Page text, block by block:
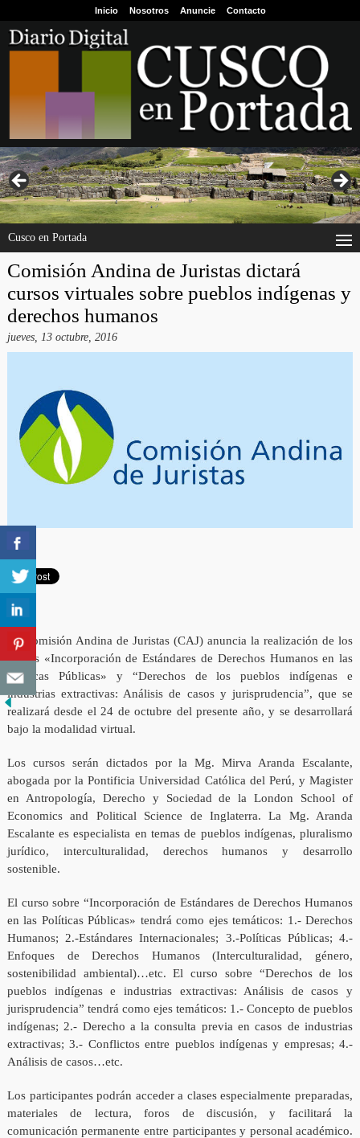
Inicio Nosotros Anuncie Contacto
Cusco en Portada
Comisión Andina de Juristas dictará
cursos virtuales sobre pueblos indígenas y
derechos humanos
jueves, 13 octubre, 2016
La Comisión Andina de Juristas (CAJ) anuncia la realización de los
cursos «Incorporación de Estándares de Derechos Humanos en las
Políticas Públicas» y “Derechos de los pueblos indígenas e
industrias extractivas: Análisis de casos y jurisprudencia”, que se
realizará desde el 24 de octubre del presente año, y se desarrollará
bajo la modalidad virtual.
Los cursos serán dictados por la Mg. Mirva Aranda Escalante,
abogada por la Pontificia Universidad Católica del Perú, y Magister
en Antropología, Derecho y Sociedad de la London School of
Economics and Political Science de Inglaterra. La Mg. Aranda
Escalante es especialista en temas de pueblos indígenas, pluralismo
jurídico, interculturalidad, derechos humanos y desarrollo
sostenible.
El curso sobre “Incorporación de Estándares de Derechos Humanos
en las Políticas Públicas» tendrá como ejes temáticos: 1.- Derechos
Humanos; 2.-Estándares Internacionales; 3.-Políticas Públicas; 4.-
Enfoques de Derechos Humanos (Interculturalidad, género,
sostenibilidad ambiental)…etc. El curso sobre “Derechos de los
pueblos indígenas e industrias extractivas: Análisis de casos y
jurisprudencia” tendrá como ejes temáticos: 1.- Concepto de pueblos
indígenas; 2.- Derecho a la consulta previa en casos de industrias
extractivas; 3.- Conflictos entre pueblos indígenas y empresas; 4.-
Análisis de casos…etc.
Los participantes podrán acceder a clases especialmente preparadas,
materiales de lectura, foros de discusión, y facilitará la
comunicación permanente entre participantes y personal académico.